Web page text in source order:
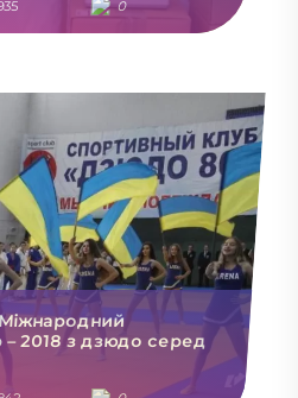
0
– 2018 з дзюдо серед